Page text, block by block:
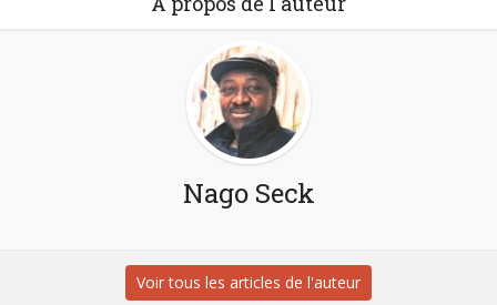
Nago Seck
Voir tous les articles de l'auteur